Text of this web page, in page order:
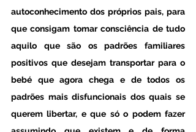
autoconhecimento dos próprios pais, para
que consigam tomar consciência de tudo
aquilo que são os padrões familiares
positivos que desejam transportar para o
bebé que agora chega e de todos os
padrões mais disfuncionais dos quais se
querem libertar, e que só o podem fazer